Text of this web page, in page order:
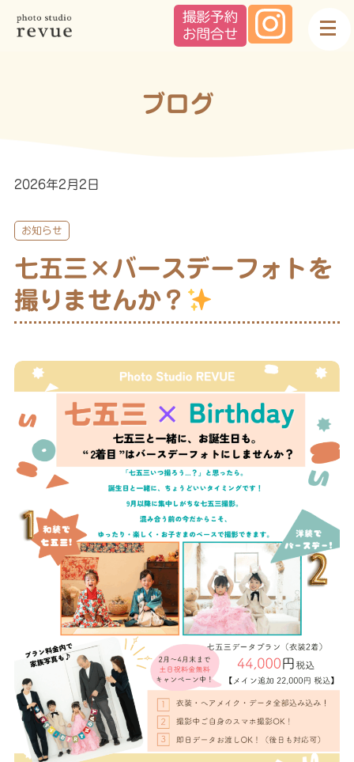
ブログ
2026年2月2日
お知らせ
七五三×バースデーフォトを
撮りませんか？